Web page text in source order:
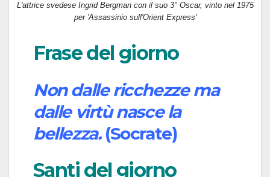
L'attrice svedese Ingrid Bergman con il suo 3° Oscar, vinto nel 1975
per 'Assassinio sull'Orient Express'
Frase del giorno
Non dalle ricchezze ma
dalle virtù nasce la
bellezza. (Socrate)
Santi del giorno